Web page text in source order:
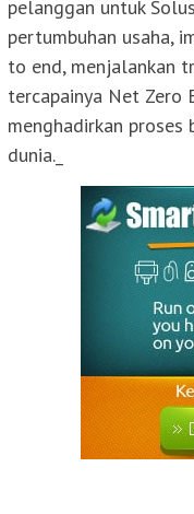
pelanggan untuk
pertumbuhan usaha,
to end, menjalankan
tercapainya Net Zero
menghadirkan proses
dunia._